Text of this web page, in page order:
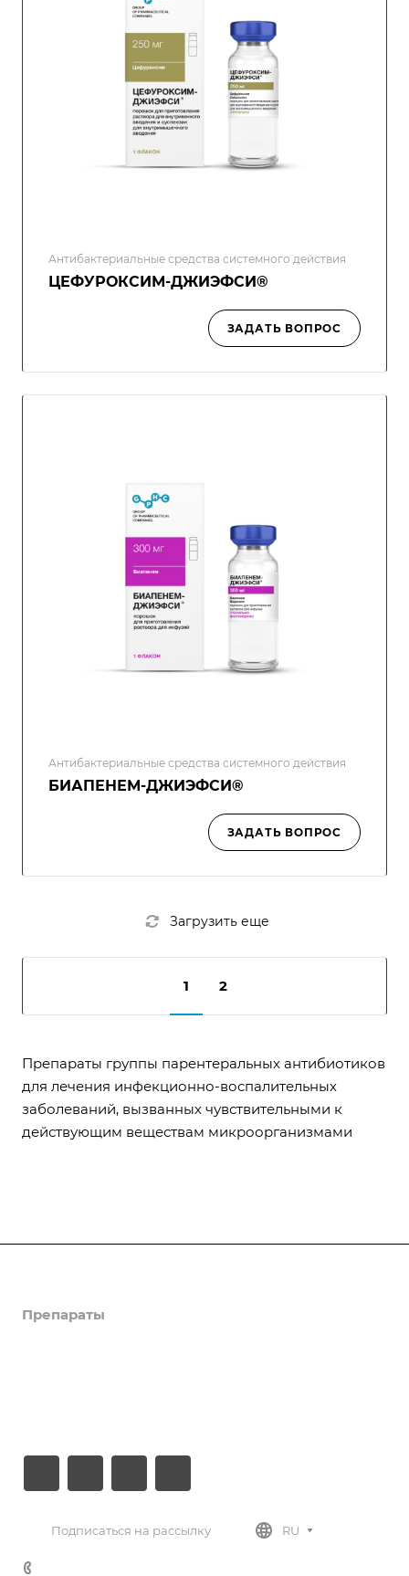
Антибактериальные средства системного действия
ЦЕФУРОКСИМ-ДЖИЭФСИ®
ЗАДАТЬ ВОПРОС
Антибактериальные средства системного действия
БИАПЕНЕМ-ДЖИЭФСИ®
ЗАДАТЬ ВОПРОС
Загрузить еще
1 2
Препараты группы парентеральных антибиотиков
для лечения инфекционно-воспалительных
заболеваний, вызванных чувствительными к
действующим веществам микроорганизмами
Препараты
Подписаться на рассылку RU